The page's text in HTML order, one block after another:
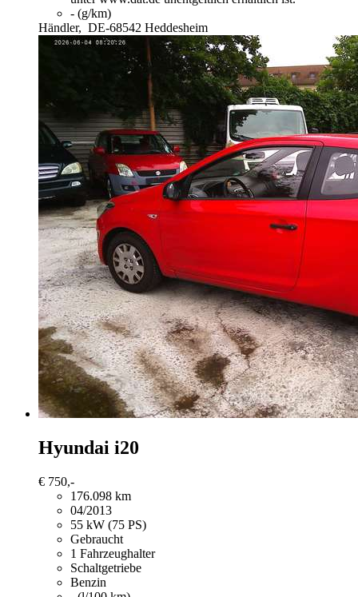
- (g/km)
Händler, DE-68542 Heddesheim
Hyundai i20
€ 750,-
176.098 km
04/2013
55 kW (75 PS)
Gebraucht
1 Fahrzeughalter
Schaltgetriebe
Benzin